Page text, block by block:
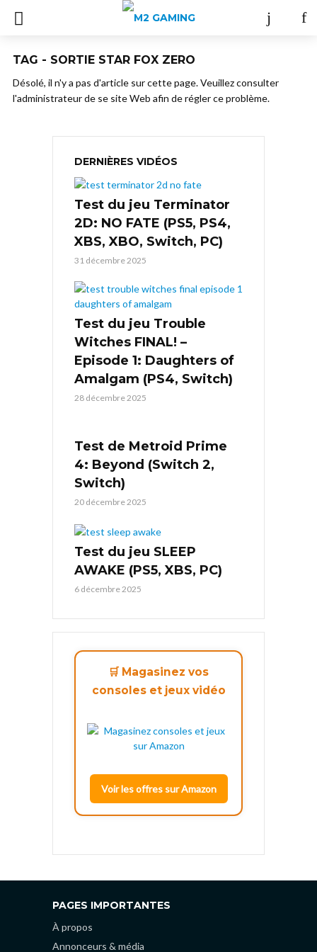
TAG - SORTIE STAR FOX ZERO
Désolé, il n'y a pas d'article sur cette page. Veuillez consulter
l'administrateur de se site Web afin de régler ce problème.
DERNIÈRES VIDÉOS
Test du jeu Terminator
2D: NO FATE (PS5, PS4,
XBS, XBO, Switch, PC)
31 décembre 2025
Test du jeu Trouble
Witches FINAL! –
Episode 1: Daughters of
Amalgam (PS4, Switch)
28 décembre 2025
Test de Metroid Prime
4: Beyond (Switch 2,
Switch)
20 décembre 2025
Test du jeu SLEEP
AWAKE (PS5, XBS, PC)
6 décembre 2025
🛒 Magasinez vos
consoles et jeux vidéo
Voir les offres sur Amazon
PAGES IMPORTANTES
À propos
Annonceurs & média